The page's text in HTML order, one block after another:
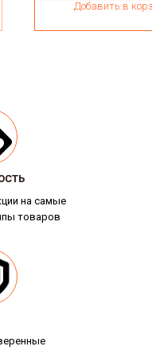
Добавить в
на самые
товаров